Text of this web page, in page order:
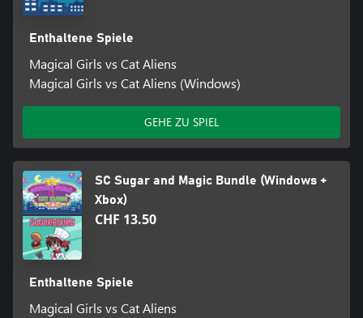
Enthaltene Spiele
Magical Girls vs Cat Aliens
Magical Girls vs Cat Aliens (Windows)
GEHE ZU SPIEL
SC Sugar and Magic Bundle (Windows +
Xbox)
CHF 13.50
Enthaltene Spiele
Magical Girls vs Cat Aliens